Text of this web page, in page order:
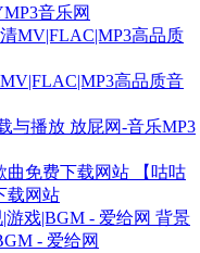
音乐网
高品质音
放屁网-音乐MP3
【咕咕
载网站
背景
- 爱给网